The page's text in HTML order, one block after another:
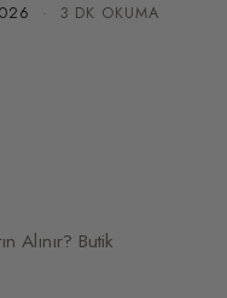
· 3 DK OKUMA
Alınır? Butik